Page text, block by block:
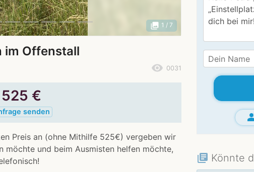
library_books Könnte
photo_library 1 / 7
im Offenstall
remove_red_eye 0031
525 €
senden
Preis an (ohne Mithilfe 525€) vergeben wir
möchte und beim Ausmisten helfen möchte,